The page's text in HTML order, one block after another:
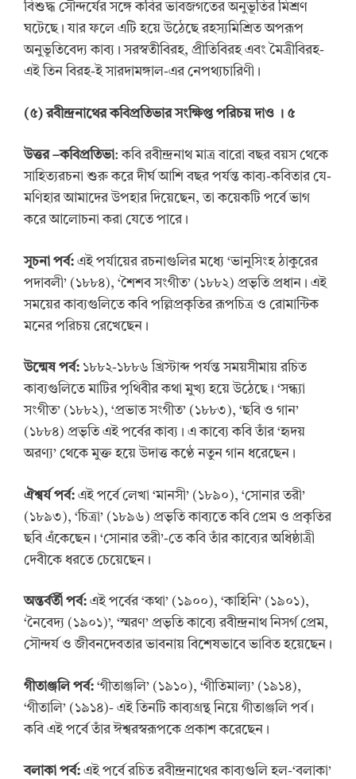
বিশুদ্ধ সৌন্দর্যের সঙ্গে কবির ভাবজগতের অনুভূতির মিশ্রণ
ঘটেছে। যার ফলে এটি হয়ে উঠেছে রহস্যমিশ্রিত অপরূপ
অনুভূতিবেদ্য কাব্য। সরস্বতীবিরহ, প্রীতিবিরহ এবং মৈত্রীবিরহ-
এই তিন বিরহ-ই সারদামঙ্গাল-এর নেপথ্যচারিণী।
(৫)রবীন্দ্রনাথের কবিপ্রতিভার সংক্ষিপ্ত পরিচয় দাও । ৫
উত্তর–কবিপ্রতিভা: কবি রবীন্দ্রনাথ মাত্র বারো বছর বয়স থেকে
সাহিত্যরচনা শুরু করে দীর্ঘ আশি বছর পর্যন্ত কাব্য-কবিতার যে-
মণিহার আমাদের উপহার দিয়েছেন, তা কয়েকটি পর্বে ভাগ
করে আলোচনা করা যেতে পারে।
সূচনা পর্ব: এই পর্যায়ের রচনাগুলির মধ্যে ‘ভানুসিংহ ঠাকুরের
পদাবলী’ (১৮৮৪), ‘শৈশব সংগীত’ (১৮৮২) প্রভৃতি প্রধান। এই
সময়ের কাব্যগুলিতে কবি পল্লিপ্রকৃতির রূপচিত্র ও রোমান্টিক
মনের পরিচয় রেখেছেন।
উন্মেষ পর্ব: ১৮৮২-১৮৮৬ খ্রিস্টাব্দ পর্যন্ত সময়সীমায় রচিত
কাব্যগুলিতে মাটির পৃথিবীর কথা মুখ্য হয়ে উঠেছে। ‘সন্ধ্যা
সংগীত’ (১৮৮২), ‘প্রভাত সংগীত’ (১৮৮৩), ‘ছবি ও গান’
(১৮৮৪) প্রভৃতি এই পর্বের কাব্য। এ কাব্যে কবি তাঁর ‘হৃদয়
অরণ্য’ থেকে মুক্ত হয়ে উদাত্ত কণ্ঠে নতুন গান ধরেছেন।
ঐশ্বর্য পর্ব: এই পর্বে লেখা ‘মানসী’ (১৮৯০), ‘সোনার তরী’
(১৮৯৩), ‘চিত্রা’ (১৮৯৬) প্রভৃতি কাব্যতে কবি প্রেম ও প্রকৃতির
ছবি এঁকেছেন। ‘সোনার তরী’-তে কবি তাঁর কাব্যের অধিষ্ঠাত্রী
দেবীকে ধরতে চেয়েছেন।
অন্তর্বর্তী পর্ব: এই পর্বের ‘কথা’ (১৯০০), ‘কাহিনি’ (১৯০১),
‘নৈবেদ্য (১৯০১)’, ‘স্মরণ’ প্রভৃতি কাব্যে রবীন্দ্রনাথ নিসর্গ প্রেম,
সৌন্দর্য ও জীবনদেবতার ভাবনায় বিশেষভাবে ভাবিত হয়েছেন।
গীতাঞ্জলি পর্ব: ‘গীতাঞ্জলি’ (১৯১০), ‘গীতিমাল্য’ (১৯১৪),
‘গীতালি’ (১৯১৪)- এই তিনটি কাব্যগ্রন্থ নিয়ে গীতাঞ্জলি পর্ব।
কবি এই পর্বে তাঁর ঈশ্বরস্বরূপকে প্রকাশ করেছেন।
বলাকা পর্ব: এই পর্বে রচিত রবীন্দ্রনাথের কাব্যগুলি হল-‘বলাকা’